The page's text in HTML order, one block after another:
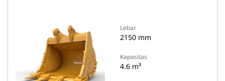
Lebar
2150 mm
Kapasitas
4.6 m³